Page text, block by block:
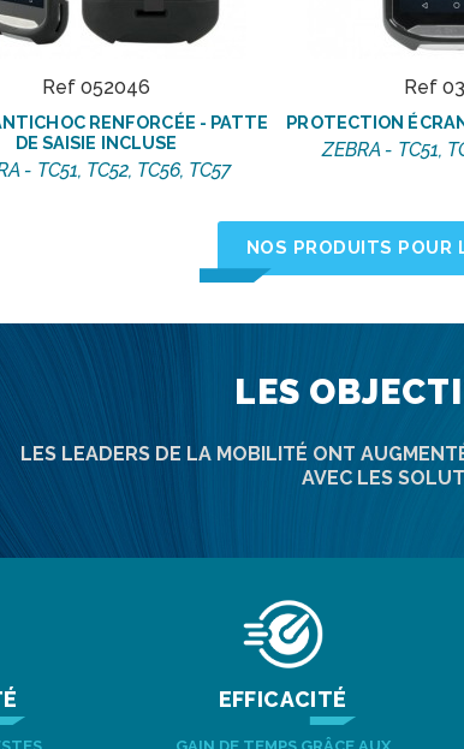
Ref 052046
RENFORCÉE - PATTE
DE SAISIE INCLUSE
- TC51, TC52, TC56, TC57
Ref
PROTECTION
ZEBRA - TC51,
NOS PRODUITS POUR
LES
LES LEADERS DE LA MOBILITÉ ONT
AVEC LES
EFFICACITÉ